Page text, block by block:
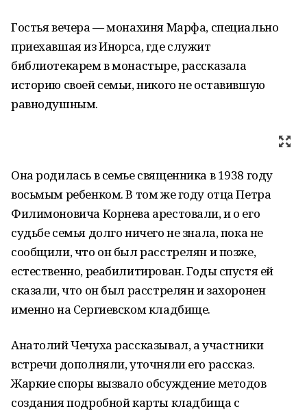
Гостья вечера — монахиня Марфа, специально
приехавшая из Инорса, где служит
библиотекарем в монастыре, рассказала
историю своей семьи, никого не оставившую
равнодушным.
Она родилась в семье священника в 1938 году
восьмым ребенком. В том же году отца Петра
Филимоновича Корнева арестовали, и о его
судьбе семья долго ничего не знала, пока не
сообщили, что он был расстрелян и позже,
естественно, реабилитирован. Годы спустя ей
сказали, что он был расстрелян и захоронен
именно на Сергиевском кладбище.
Анатолий Чечуха рассказывал, а участники
встречи дополняли, уточняли его рассказ.
Жаркие споры вызвало обсуждение методов
создания подробной карты кладбища с